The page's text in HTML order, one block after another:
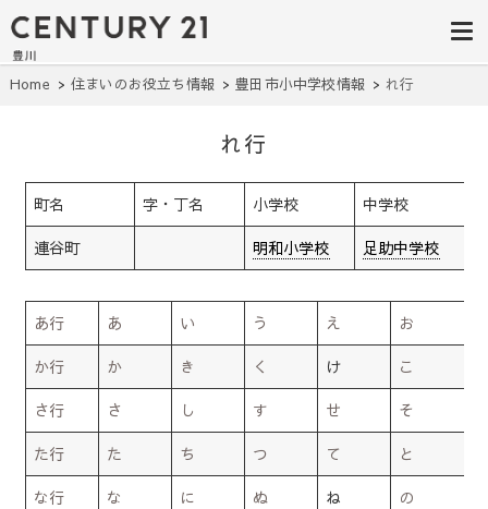
豊田市の中古
住宅・土地・
リノベ物件探
建て・土地探しはセンチュリー21豊
川へ。豊田市内の最新物件情報を随
時更新中！駅近、建築条件無し、ペ
ット可、学区別など、お客様のこだ
Home 住まいのお役立ち情報 豊田市小中学校情報 れ行
れ行
町名 字・丁名 小学校
中学校
連谷町
明和小学校 足助中学校
あ行 あ い う え
お
か行
か き く け
こ
さ行
さ し す せ
そ
た行
た ち つ て
と
な行
な に ぬ ね
の